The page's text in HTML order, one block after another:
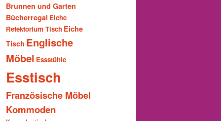
Brunnen und Garten
Bücherregal Eiche
Refektorium Tisch Eiche
Tisch Englische
Möbel Essstühle
Esstisch
Französische Möbel
Kommoden